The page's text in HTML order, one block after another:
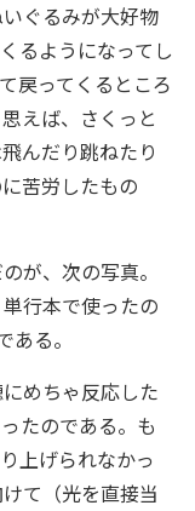
ぐるみが大好物
るようになってし
戻ってくるところ
えば、さくっと
んだり跳ねたり
苦労したもの
が、次の写真。
行本で使ったの
る。
めちゃ反応した
たのである。も
上げられなかっ
て（光を直接当